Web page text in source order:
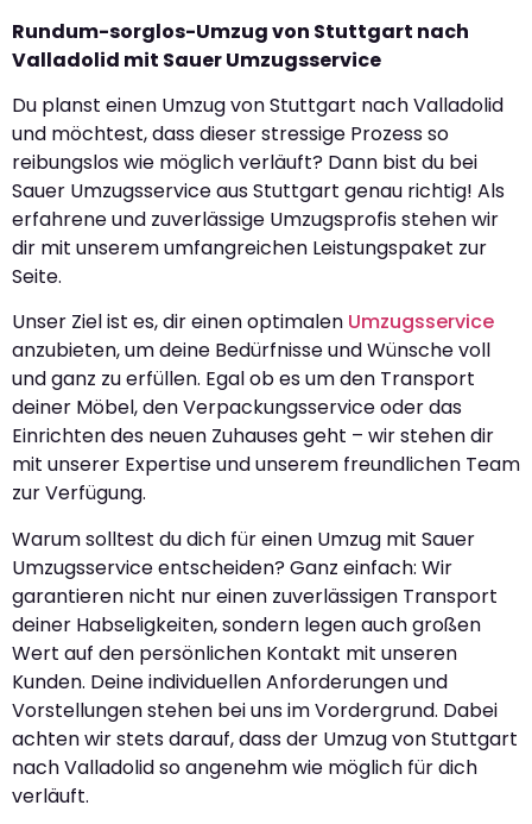
Rundum-sorglos-Umzug von Stuttgart nach
Valladolid mit Sauer Umzugsservice
Du planst einen Umzug von Stuttgart nach Valladolid
und möchtest, dass dieser stressige Prozess so
reibungslos wie möglich verläuft? Dann bist du bei
Sauer Umzugsservice aus Stuttgart genau richtig! Als
erfahrene und zuverlässige Umzugsprofis stehen wir
dir mit unserem umfangreichen Leistungspaket zur
Seite.
Unser Ziel ist es, dir einen optimalen Umzugsservice
anzubieten, um deine Bedürfnisse und Wünsche voll
und ganz zu erfüllen. Egal ob es um den Transport
deiner Möbel, den Verpackungsservice oder das
Einrichten des neuen Zuhauses geht – wir stehen dir
mit unserer Expertise und unserem freundlichen Team
zur Verfügung.
Warum solltest du dich für einen Umzug mit Sauer
Umzugsservice entscheiden? Ganz einfach: Wir
garantieren nicht nur einen zuverlässigen Transport
deiner Habseligkeiten, sondern legen auch großen
Wert auf den persönlichen Kontakt mit unseren
Kunden. Deine individuellen Anforderungen und
Vorstellungen stehen bei uns im Vordergrund. Dabei
achten wir stets darauf, dass der Umzug von Stuttgart
nach Valladolid so angenehm wie möglich für dich
verläuft.